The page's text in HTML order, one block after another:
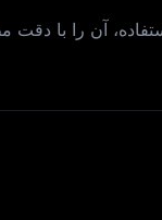
آن را با دقت